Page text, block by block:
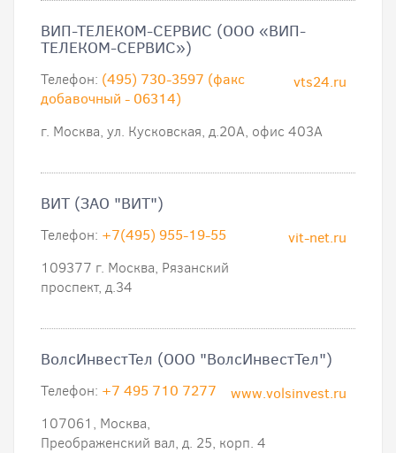
ВИП-ТЕЛЕКОМ-СЕРВИС (ООО «ВИП-
ТЕЛЕКОМ-СЕРВИС»)
vts24.ru
Телефон: (495) 730-3597 (факс
добавочный - 06314)
г. Москва, ул. Кусковская, д.20А, офис 403А
ВИТ (ЗАО "ВИТ")
vit-net.ru
Телефон: +7(495) 955-19-55
109377 г. Москва, Рязанский
проспект, д.34
ВолсИнвестТел (ООО "ВолсИнвестТел")
www.volsinvest.ru
Телефон: +7 495 710 7277
107061, Москва,
Преображенский вал, д. 25, корп. 4